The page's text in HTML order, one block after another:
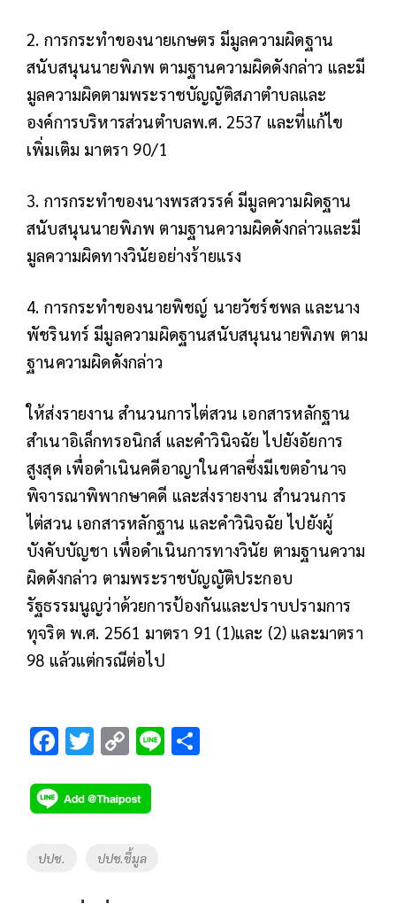
2. การกระทำของนายเกษตร มีมูลความผิดฐาน
สนับสนุนนายพิภพ ตามฐานความผิดดังกล่าว และมี
มูลความผิดตามพระราชบัญญัติสภาตำบลและ
องค์การบริหารส่วนตำบลพ.ศ. 2537 และที่แก้ไข
เพิ่มเติม มาตรา 90/1
3. การกระทำของนางพรสวรรค์ มีมูลความผิดฐาน
สนับสนุนนายพิภพ ตามฐานความผิดดังกล่าวและมี
มูลความผิดทางวินัยอย่างร้ายแรง
4. การกระทำของนายพิชญ์ นายวัชร์ชพล และนาง
พัชรินทร์ มีมูลความผิดฐานสนับสนุนนายพิภพ ตาม
ฐานความผิดดังกล่าว
ให้ส่งรายงาน สำนวนการไต่สวน เอกสารหลักฐาน
สำเนาอิเล็กทรอนิกส์ และคำวินิจฉัย ไปยังอัยการ
สูงสุด เพื่อดำเนินคดีอาญาในศาลซึ่งมีเขตอำนาจ
พิจารณาพิพากษาคดี และส่งรายงาน สำนวนการ
ไต่สวน เอกสารหลักฐาน และคำวินิจฉัย ไปยังผู้
บังคับบัญชา เพื่อดำเนินการทางวินัย ตามฐานความ
ผิดดังกล่าว ตามพระราชบัญญัติประกอบ
รัฐธรรมนูญว่าด้วยการป้องกันและปราบปรามการ
ทุจริต พ.ศ. 2561 มาตรา 91 (1)และ (2) และมาตรา
98 แล้วแต่กรณีต่อไป
F
e
b
o
T
tt
er
C
p
y
Li
Li
Tags
ปปช. ปปช.ชี้มูล